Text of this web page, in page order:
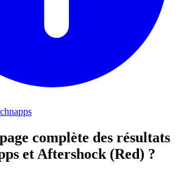
complète des résultats
et Aftershock (Red) ?